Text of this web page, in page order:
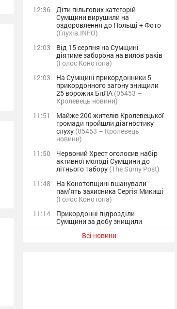
12:36
Діти пільгових категорій
Сумщини вирушили на
оздоровлення до Польщі + Фото
(Глухів.INFO)
12:03
Від 15 серпня на Сумщині
діятиме заборона на вилов раків
(Голос Конотопа)
12:03
На Сумщині прикордонники 5
прикордонного загону знищили
25 ворожих БпЛА (05453 –
Кролевець новини)
11:51
Майже 200 жителів Кролевецької
громади пройшли діагностику
слуху (05453 – Кролевець
новини)
11:50
Червоний Хрест оголосив набір
активної молоді Сумщини до
літнього табору (The Sumy Post)
11:48
На Конотопщині вшанували
пам’ять захисника Сергія Микиші
(Голос Конотопа)
11:14
Прикордонні підрозділи
Сумщини за добу знищили
безпілотників + Відео
Всі новини